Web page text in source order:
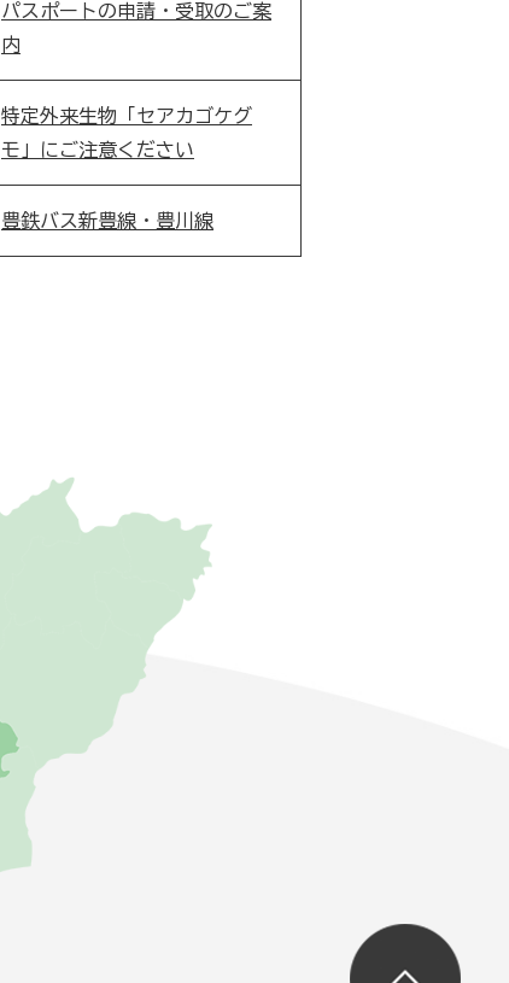
パスポートの申請・受取のご案
内
特定外来生物「セアカゴケグ
モ」にご注意ください
豊鉄バス新豊線・豊川線